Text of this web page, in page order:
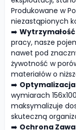
Produkowane w
niezastąpionych
➡️ Wytrzymałość
pracy, nasze
nawet pod
żywotność w
materiałów o
➡️
wymiarach
maksymalizuje
skuteczną
➡️ Ochrona